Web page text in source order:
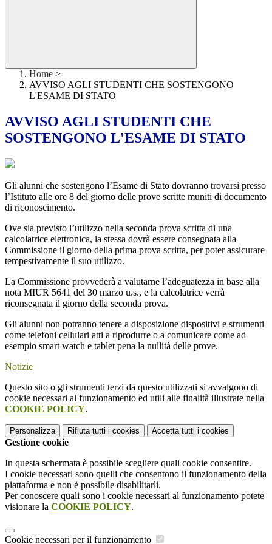
Home >
AVVISO AGLI STUDENTI CHE SOSTENGONO
L'ESAME DI STATO
AVVISO AGLI STUDENTI CHE
SOSTENGONO L'ESAME DI STATO
Gli alunni che sostengono l’Esame di Stato dovranno trovarsi presso
l’Istituto alle ore 8 del giorno delle prove scritte muniti di documento
di riconoscimento.
Ove sia previsto l’utilizzo nella seconda prova scritta di una
calcolatrice elettronica, la stessa dovrà essere consegnata alla
Commissione il giorno della prima prova scritta, per poter assicurare
tempestivamente il suo utilizzo.
La Commissione provvederà a valutarne l’adeguatezza in base alla
nota MIUR 5641 del 30 marzo u.s., e la calcolatrice verrà
riconsegnata il giorno della seconda prova.
Gli alunni non potranno tenere a disposizione dispositivi e strumenti
come telefoni cellulari atti a riprodurre o a comunicare come ad
esempio smart watch e tablet pena la nullità delle prove.
Notizie
Questo sito o gli strumenti terzi da questo utilizzati si avvalgono di
cookie necessari al funzionamento ed utili alle finalità illustrate nella
COOKIE POLICY.
Personalizza Rifiuta tutti i cookies Accetta tutti i cookies
Gestione cookie
In questa schermata è possibile scegliere quali cookie consentire.
I cookie necessari sono quelli che consentono il funzionamento della
piattaforma e non è possibile disabilitarli.
Per conoscere quali sono i cookie necessari al funzionamento potete
visionare la COOKIE POLICY.
Cookie necessari per il funzionamento